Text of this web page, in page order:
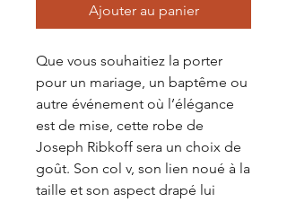
Ajouter au panier
Que vous souhaitiez la porter
pour un mariage, un baptême ou
autre événement où l’élégance
est de mise, cette robe de
Joseph Ribkoff sera un choix de
goût. Son col v, son lien noué à la
taille et son aspect drapé lui